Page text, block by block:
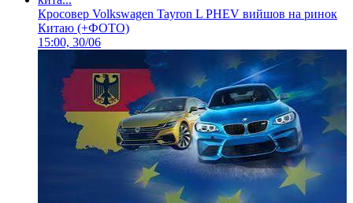
Кросовер Volkswagen Tayron L PHEV вийшов на ринок
Китаю (+ФОТО)
15:00, 30/06